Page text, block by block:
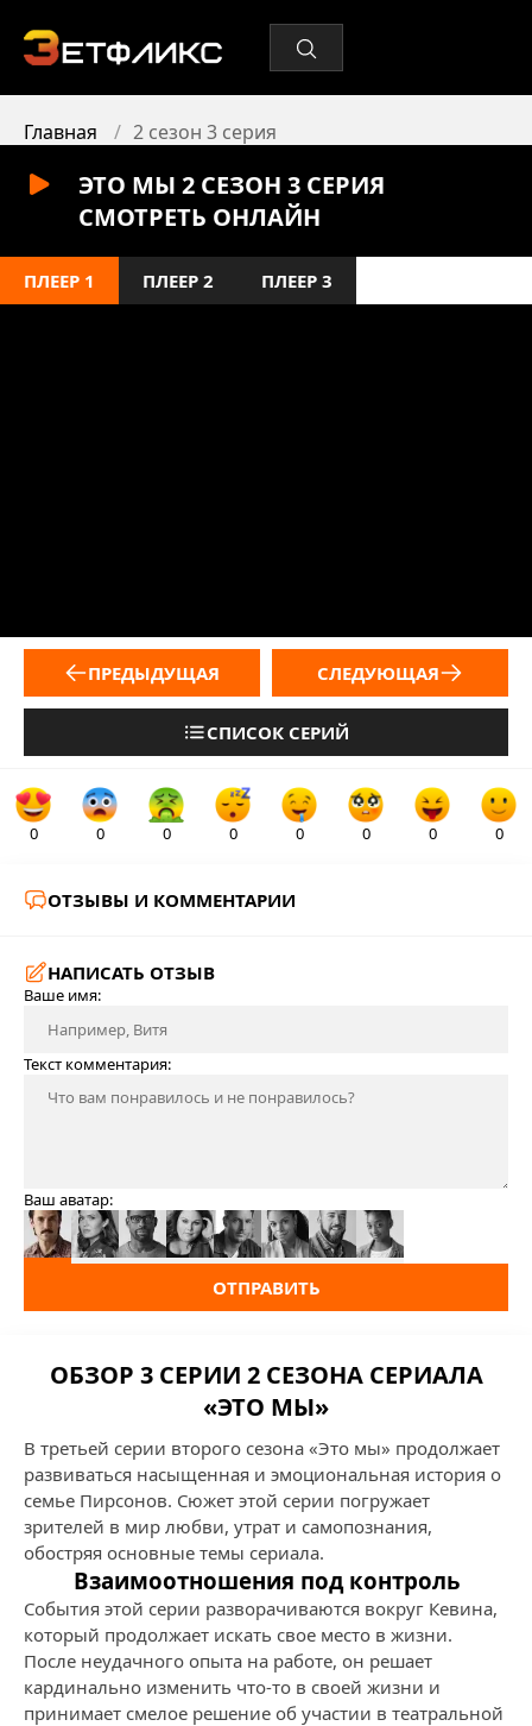
Главная 2 сезон 3 серия
ЭТО МЫ 2 СЕЗОН 3 СЕРИЯ
СМОТРЕТЬ ОНЛАЙН
ПЛЕЕР 1 ПЛЕЕР 2 ПЛЕЕР 3
ПРЕДЫДУЩАЯ
СПИСОК СЕРИЙ
СЛЕДУЮЩАЯ
0 0 0 0 0 0 0 0
ОТЗЫВЫ И КОММЕНТАРИИ
НАПИСАТЬ ОТЗЫВ
Ваше имя:
Текст комментария:
Ваш аватар:
ОТПРАВИТЬ
ОБЗОР 3 СЕРИИ 2 СЕЗОНА СЕРИАЛА
«ЭТО МЫ»
В третьей серии второго сезона «Это мы» продолжает
развиваться насыщенная и эмоциональная история о
семье Пирсонов. Сюжет этой серии погружает
зрителей в мир любви, утрат и самопознания,
обостряя основные темы сериала.
Взаимоотношения под контроль
События этой серии разворачиваются вокруг Кевина,
который продолжает искать свое место в жизни.
После неудачного опыта на работе, он решает
кардинально изменить что-то в своей жизни и
принимает смелое решение об участии в театральной